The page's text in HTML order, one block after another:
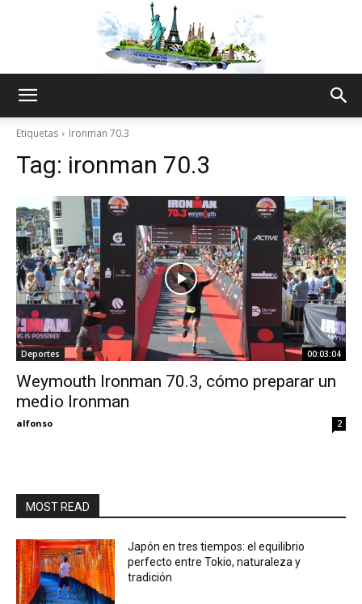
Thru
My
Etiquetas Ironman 70.3
Tag: ironman 70.3
Deportes 00:03:04
Weymouth Ironman 70.3, cómo preparar un
medio Ironman
alfonso 2
MOST READ
Japón en tres tiempos: el equilibrio
perfecto entre Tokio, naturaleza y
tradición